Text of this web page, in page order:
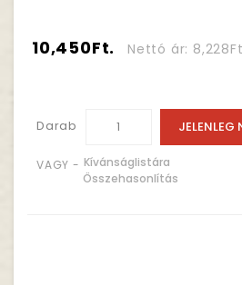
10,450Ft. Nettó ár:
Darab JELENLEG
VAGY - Kívánságlistára
Összehasonlítás